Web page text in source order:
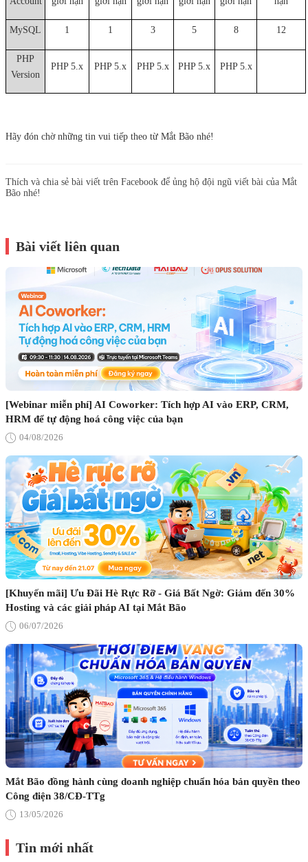
MySQL 1 1 3 5 8 12
PHP
Version
PHP 5.x PHP 5.x PHP 5.x PHP 5.x PHP 5.x
Hãy đón chờ những tin vui tiếp theo từ Mắt Bão nhé!
Thích và chia sẻ bài viết trên Facebook để ủng hộ đội ngũ viết bài của Mắt
Bão nhé!
Bài viết liên quan
[Webinar miễn phí] AI Coworker: Tích hợp AI vào ERP, CRM,
HRM để tự động hoá công việc của bạn
04/08/2026
[Khuyến mãi] Ưu Đãi Hè Rực Rỡ - Giá Bất Ngờ: Giảm đến 30%
Hosting và các giải pháp AI tại Mắt Bão
06/07/2026
Mắt Bão đồng hành cùng doanh nghiệp chuẩn hóa bản quyền theo
Công điện 38/CĐ-TTg
13/05/2026
Tin mới nhất